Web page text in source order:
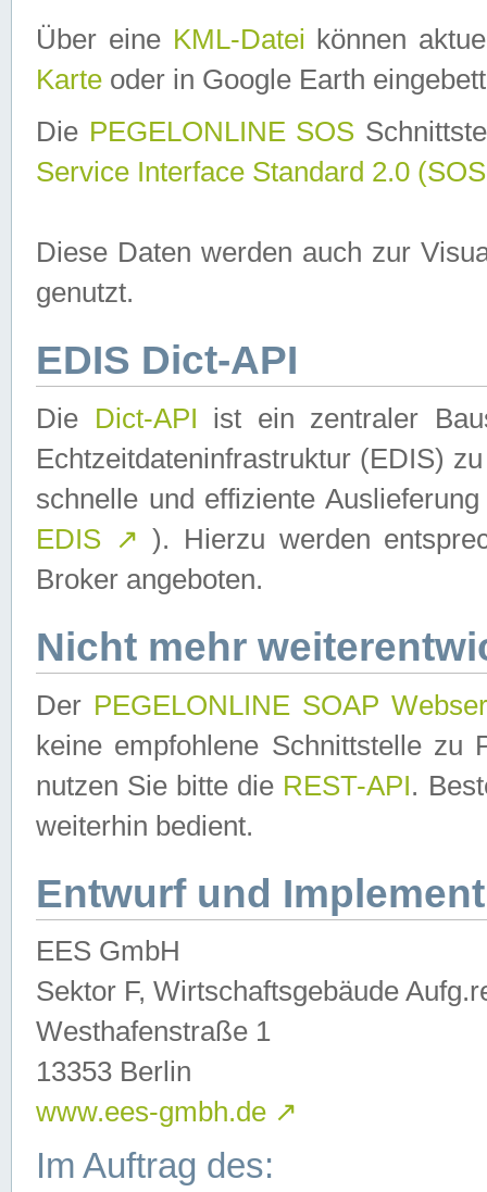
Über eine KML-Datei können
Karte oder in Google Earth
Die PEGELONLINE SOS
Service Interface Standard 2.0
Diese Daten werden auch zur
genutzt.
EDIS Dict-API
Die Dict-API ist ein zentraler
Echtzeitdateninfrastruktur (EDIS)
schnelle und effiziente
EDIS ↗ ). Hierzu werden
Broker angeboten.
Nicht mehr
Der PEGELONLINE SOAP
keine empfohlene Schnittstelle zu
nutzen Sie bitte die REST-API.
weiterhin bedient.
Entwurf und
EES GmbH
Sektor F, Wirtschaftsgebäude
Westhafenstraße 1
13353 Berlin
www.ees-gmbh.de ↗
Im Auftrag des: